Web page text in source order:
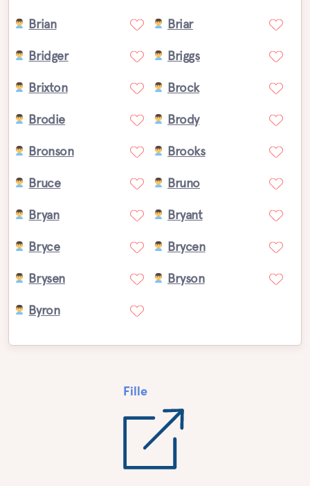
Brian Briar
Bridger Briggs
Brixton Brock
Brodie Brody
Bronson Brooks
Bruce Bruno
Bryan Bryant
Bryce Brycen
Brysen Bryson
Byron
Fille